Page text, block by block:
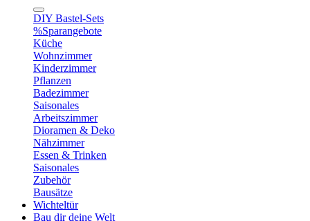
DIY Bastel-Sets
%Sparangebote
Küche
Wohnzimmer
Kinderzimmer
Pflanzen
Badezimmer
Saisonales
Arbeitszimmer
Dioramen & Deko
Nähzimmer
Essen & Trinken
Saisonales
Zubehör
Bausätze
Wichteltür
Bau dir deine Welt